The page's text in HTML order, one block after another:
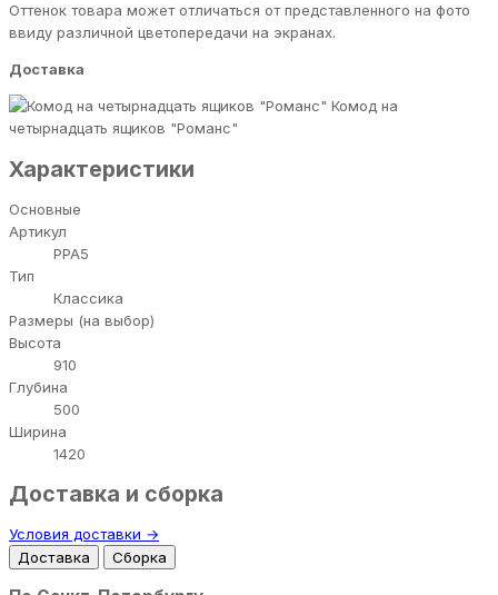
Оттенок товара может отличаться от представленного на фото
ввиду различной цветопередачи на экранах.
Доставка
Комод на
четырнадцать ящиков "Романс"
Характеристики
Основные
Артикул
PPA5
Тип
Классика
Размеры (на выбор)
Высота
910
Глубина
500
Ширина
1420
Доставка и сборка
Условия доставки →
Доставка
Сборка